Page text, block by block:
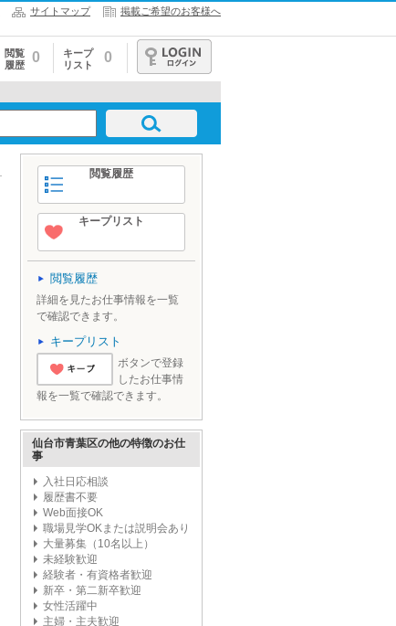
サイトマップ 掲載ご希望のお客様へ
閲覧
履歴
0
キープ
リスト
0
ログイン
閲覧履歴
キープリスト
閲覧履歴
詳細を見たお仕事情報を一覧
で確認できます。
キープリスト
'とりあえずキ
ボタンで登録
したお仕事情
報を一覧で確認できます。
仙台市青葉区の他の特徴のお仕
事
入社日応相談
履歴書不要
Web面接OK
職場見学OKまたは説明会あり
大量募集（10名以上）
未経験歓迎
経験者・有資格者歓迎
新卒・第二新卒歓迎
女性活躍中
主婦・主夫歓迎